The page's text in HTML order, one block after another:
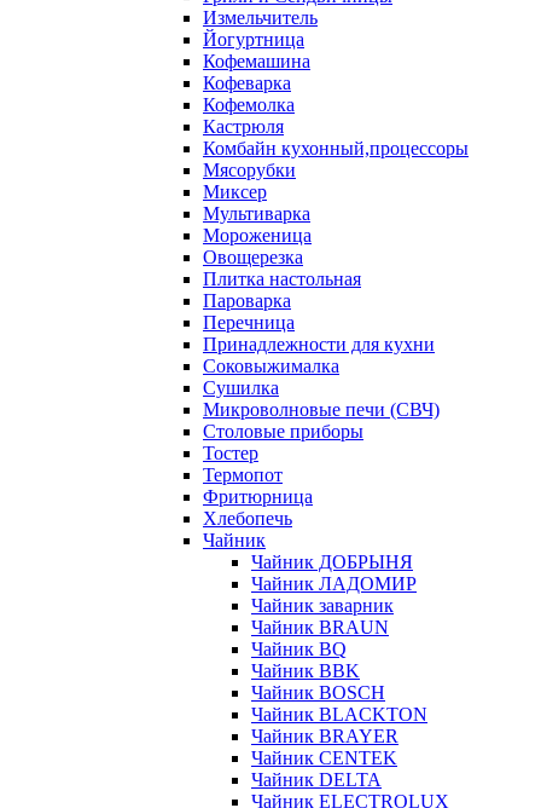
Измельчитель
Йогуртница
Кофемашина
Кофеварка
Кофемолка
Кастрюля
Комбайн кухонный,процессоры
Мясорубки
Миксер
Мультиварка
Мороженица
Овощерезка
Плитка настольная
Пароварка
Перечница
Принадлежности для кухни
Соковыжималка
Сушилка
Микроволновые печи (СВЧ)
Столовые приборы
Тостер
Термопот
Фритюрница
Хлебопечь
Чайник
Чайник ДОБРЫНЯ
Чайник ЛАДОМИР
Чайник заварник
Чайник BRAUN
Чайник BQ
Чайник BBK
Чайник BOSCH
Чайник BLACKTON
Чайник BRAYER
Чайник CENTEK
Чайник DELTA
Чайник ELECTROLUX